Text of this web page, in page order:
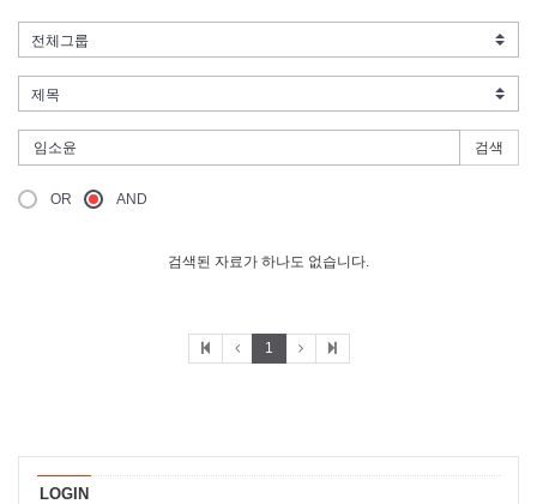
검색
OR AND
검색된 자료가 하나도 없습니다.
1
LOGIN